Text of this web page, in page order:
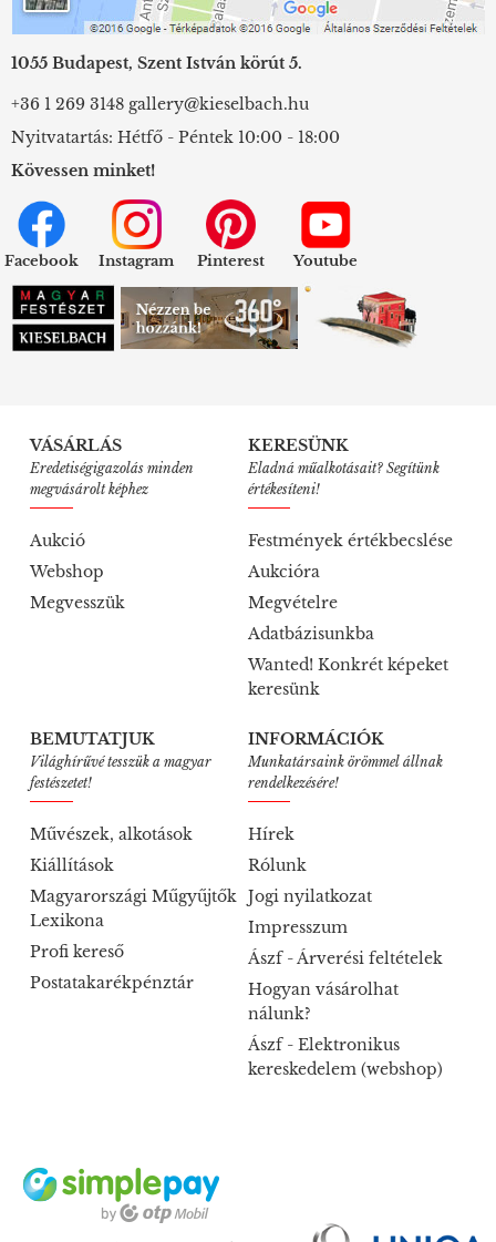
1055 Budapest, Szent István körút 5.
+36 1 269 3148 gallery@kieselbach.hu
Nyitvatartás: Hétfő - Péntek 10:00 - 18:00
Kövessen minket!
Facebook Instagram Pinterest Youtube
VÁSÁRLÁS
Eredetiségigazolás minden
megvásárolt képhez
Aukció
Webshop
Megvesszük
KERESÜNK
Eladná műalkotásait? Segítünk
értékesíteni!
Festmények értékbecslése
Aukcióra
Megvételre
Adatbázisunkba
Wanted! Konkrét képeket
keresünk
BEMUTATJUK
Világhírűvé tesszük a magyar
festészetet!
Művészek, alkotások
Kiállítások
Magyarországi Műgyűjtők
Lexikona
Profi kereső
Postatakarékpénztár
INFORMÁCIÓK
Munkatársaink örömmel állnak
rendelkezésére!
Hírek
Rólunk
Jogi nyilatkozat
Impresszum
Ászf - Árverési feltételek
Hogyan vásárolhat
nálunk?
Ászf - Elektronikus
kereskedelem (webshop)